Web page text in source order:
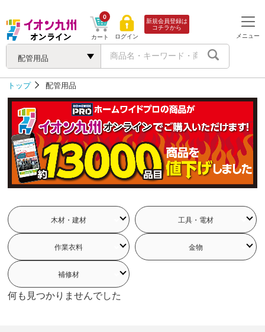
配管用品
カート
0
ログイン
新規会員登録は
コチラから
メニュー
トップ 配管用品
木材・建材 工具・電材
電気機械
打撃研磨工具
作業工具 収納工具
安全用品
ハンダ・溶接
測定工具
作業衣料 金物
補助錠
補修材
塗装道具 接着剤
何も見つかりませんでした